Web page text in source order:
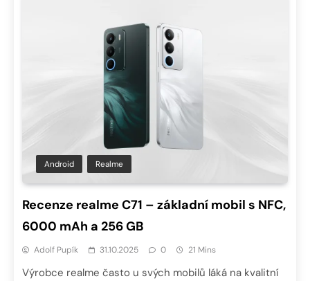
Android Realme
Recenze realme C71 – základní mobil s NFC,
6000 mAh a 256 GB
Adolf Pupík 31.10.2025 0 21 Mins
Výrobce realme často u svých mobilů láká na kvalitní